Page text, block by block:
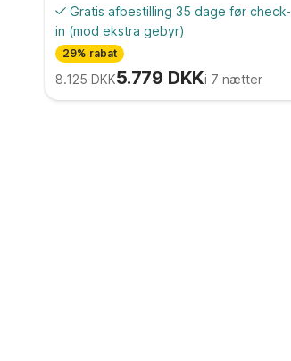
Gratis afbestilling 35 dage før check-
in (mod ekstra gebyr)
29% rabat
8.125 DKK5.779 DKKi 7 nætter